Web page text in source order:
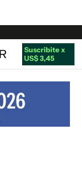
Suscribite x
US$ 3,45